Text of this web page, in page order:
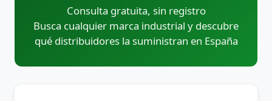
Consulta gratuita, sin registro
Busca cualquier marca industrial y descubre
qué distribuidores la suministran en España